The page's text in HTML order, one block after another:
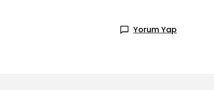
Yorum Yap